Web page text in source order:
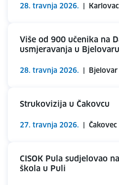
28. travnja 2026. Karlovac
Više od 900 učenika na
usmjeravanja u Bjelovaru
28. travnja 2026. Bjelovar
Strukovizija u Čakovcu
27. travnja 2026. Čakovec
CISOK Pula sudjelovao
škola u Puli